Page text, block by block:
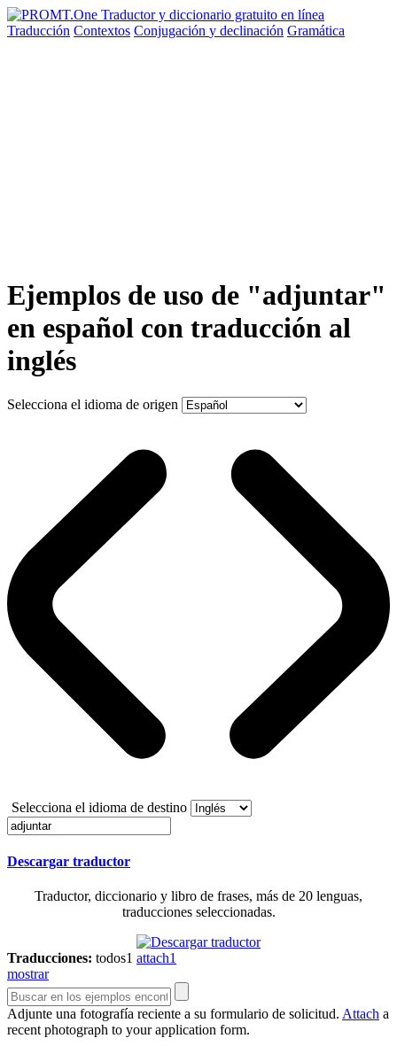
Traducción Contextos Conjugación y declinación Gramática
Ejemplos de uso de "adjuntar"
en español con traducción al
inglés
Selecciona el idioma de origen
Selecciona el idioma de destino
Descargar traductor
Traductor, diccionario y libro de frases, más de 20 lenguas,
traducciones seleccionadas.
Traducciones: todos1 attach1
mostrar
Adjunte una fotografía reciente a su formulario de solicitud. Attach a
recent photograph to your application form.